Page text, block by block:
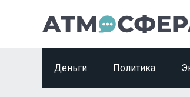
Деньги Политика